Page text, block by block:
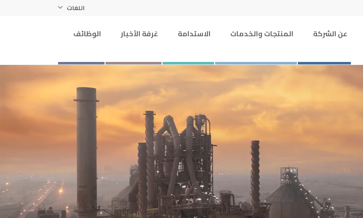
اللغات
عن الشركة المنتجات والخدمات الاستدامة غرفة الأخبار الوظائف